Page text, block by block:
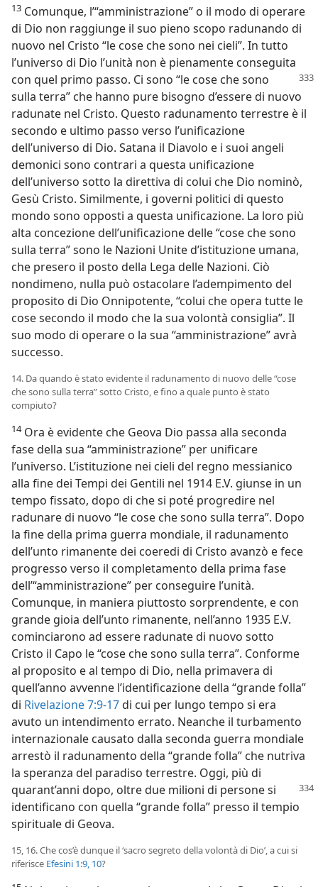
13 Comunque, l’“amministrazione” o il modo di operare
di Dio non raggiunge il suo pieno scopo radunando di
nuovo nel Cristo “le cose che sono nei cieli”. In tutto
l’universo di Dio l’unità non è pienamente conseguita
con quel primo passo. Ci sono “le cose che sono
sulla terra” che hanno pure bisogno d’essere di nuovo
radunate nel Cristo. Questo radunamento terrestre è il
secondo e ultimo passo verso l’unificazione
dell’universo di Dio. Satana il Diavolo e i suoi angeli
demonici sono contrari a questa unificazione
dell’universo sotto la direttiva di colui che Dio nominò,
Gesù Cristo. Similmente, i governi politici di questo
mondo sono opposti a questa unificazione. La loro più
alta concezione dell’unificazione delle “cose che sono
sulla terra” sono le Nazioni Unite d’istituzione umana,
che presero il posto della Lega delle Nazioni. Ciò
nondimeno, nulla può ostacolare l’adempimento del
proposito di Dio Onnipotente, “colui che opera tutte le
cose secondo il modo che la sua volontà consiglia”. Il
suo modo di operare o la sua “amministrazione” avrà
successo.
14. Da quando è stato evidente il radunamento di nuovo delle “cose
che sono sulla terra” sotto Cristo, e fino a quale punto è stato
compiuto?
14Ora è evidente che Geova Dio passa alla seconda
fase della sua “amministrazione” per unificare
l’universo. L’istituzione nei cieli del regno messianico
alla fine dei Tempi dei Gentili nel 1914 E.V. giunse in un
tempo fissato, dopo di che si poté progredire nel
radunare di nuovo “le cose che sono sulla terra”. Dopo
la fine della prima guerra mondiale, il radunamento
dell’unto rimanente dei coeredi di Cristo avanzò e fece
progresso verso il completamento della prima fase
dell’“amministrazione” per conseguire l’unità.
Comunque, in maniera piuttosto sorprendente, e con
grande gioia dell’unto rimanente, nell’anno 1935 E.V.
cominciarono ad essere radunate di nuovo sotto
Cristo il Capo le “cose che sono sulla terra”. Conforme
al proposito e al tempo di Dio, nella primavera di
quell’anno avvenne l’identificazione della “grande folla”
di Rivelazione 7:9-17di cui per lungo tempo si era
avuto un intendimento errato. Neanche il turbamento
internazionale causato dalla seconda guerra mondiale
arrestò il radunamento della “grande folla” che nutriva
la speranza del paradiso terrestre. Oggi, più di
quarant’anni dopo, oltre due milioni di persone si
identificano con quella “grande folla” presso il tempio
spirituale di Geova.
15, 16. Che cos’è dunque il ‘sacro segreto della volontà di Dio’, a cui si
riferisce Efesini 1:9, 10?